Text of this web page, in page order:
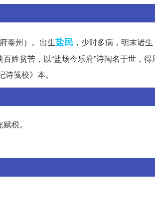
泰州）。出生盐民 ，少时多病，明末诸
姓贫苦，以“盐场今乐府”诗闻名于世，
笺校》本。
税。